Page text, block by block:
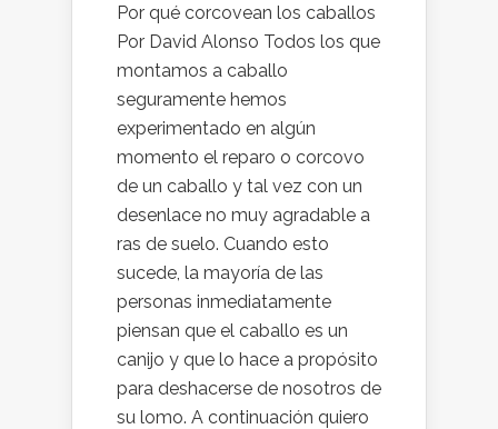
Por qué corcovean los caballos
Por David Alonso Todos los que
montamos a caballo
seguramente hemos
experimentado en algún
momento el reparo o corcovo
de un caballo y tal vez con un
desenlace no muy agradable a
ras de suelo. Cuando esto
sucede, la mayoría de las
personas inmediatamente
piensan que el caballo es un
canijo y que lo hace a propósito
para deshacerse de nosotros de
su lomo. A continuación quiero